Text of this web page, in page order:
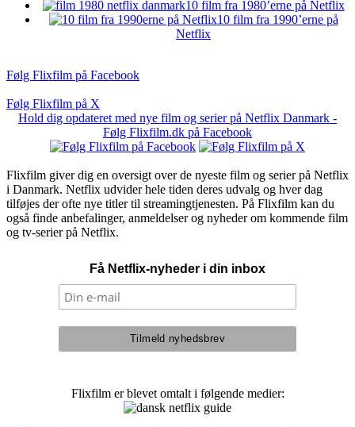
10 film fra 1980’erne på Netflix
10 film fra 1990’erne på
Netflix
Følg Flixfilm på Facebook
Følg Flixfilm på X
Hold dig opdateret med nye film og serier på Netflix Danmark -
Følg Flixfilm.dk på Facebook
Flixfilm giver dig en oversigt over de nyeste film og serier på Netflix
i Danmark. Netflix udvider hele tiden deres udvalg og hver dag
tilføjes der ofte nye titler til streamingtjenesten. På Flixfilm kan du
også finde anbefalinger, anmeldelser og nyheder om kommende film
og tv-serier på Netflix.
Få Netflix-nyheder i din inbox
Flixfilm er blevet omtalt i følgende medier: